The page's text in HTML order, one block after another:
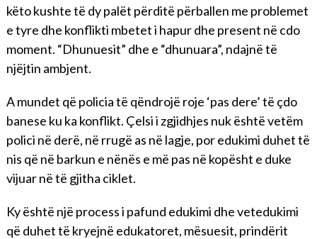
këto kushte të dy palët përditë përballen me problemet
e tyre dhe konflikti mbetet i hapur dhe present në cdo
moment. “Dhunuesit” dhe e “dhunuara”, ndajnë të
njëjtin ambjent.
A mundet që policia të qëndrojë roje ‘pas dere’ të çdo
banese ku ka konflikt. Çelsi i zgjidhjes nuk është vetëm
polici në derë, në rrugë as në lagje, por edukimi duhet të
nis që në barkun e nënës e më pas në kopësht e duke
vijuar në të gjitha ciklet.
Ky është një process i pafund edukimi dhe vetedukimi
që duhet të kryejnë edukatoret, mësuesit, prindërit